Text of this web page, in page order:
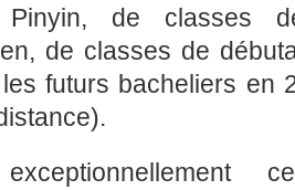
de classes
de classes de
futurs bacheliers en